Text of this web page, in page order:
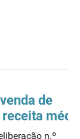
de
n.º